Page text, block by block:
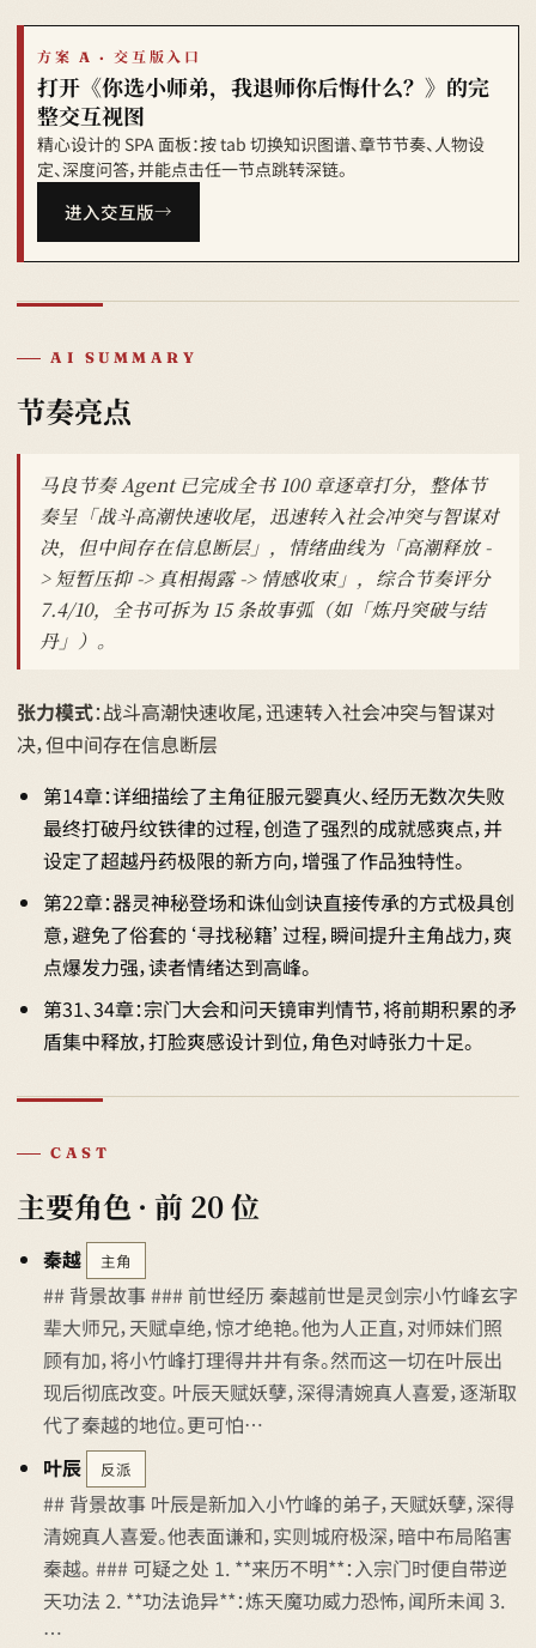
方案 A · 交互版入口
打开《你选小师弟，我退师你后悔什么？》的完
整交互视图
精心设计的 SPA 面板：按 tab 切换知识图谱、章节节奏、人物设
定、深度问答，并能点击任一节点跳转深链。
进入交互版
AI SUMMARY
节奏亮点
马良节奏 Agent 已完成全书 100 章逐章打分，整体节
奏呈「战斗高潮快速收尾，迅速转入社会冲突与智谋对
决，但中间存在信息断层」，情绪曲线为「高潮释放 -
> 短暂压抑 -> 真相揭露 -> 情感收束」，综合节奏评分
7.4/10，全书可拆为 15 条故事弧（如「炼丹突破与结
丹」）。
张力模式：战斗高潮快速收尾，迅速转入社会冲突与智谋对
决，但中间存在信息断层
第14章：详细描绘了主角征服元婴真火、经历无数次失败
最终打破丹纹铁律的过程，创造了强烈的成就感爽点，并
设定了超越丹药极限的新方向，增强了作品独特性。
第22章：器灵神秘登场和诛仙剑诀直接传承的方式极具创
意，避免了俗套的‘寻找秘籍’过程，瞬间提升主角战力，爽
点爆发力强，读者情绪达到高峰。
第31、34章：宗门大会和问天镜审判情节，将前期积累的矛
盾集中释放，打脸爽感设计到位，角色对峙张力十足。
CAST
主要角色 · 前 20 位
秦越 主角
## 背景故事 ### 前世经历 秦越前世是灵剑宗小竹峰玄字
辈大师兄，天赋卓绝，惊才绝艳。他为人正直，对师妹们照
顾有加，将小竹峰打理得井井有条。然而这一切在叶辰出
现后彻底改变。 叶辰天赋妖孽，深得清婉真人喜爱，逐渐取
代了秦越的地位。更可怕…
叶辰
反派
## 背景故事 叶辰是新加入小竹峰的弟子，天赋妖孽，深得
清婉真人喜爱。他表面谦和，实则城府极深，暗中布局陷害
秦越。 ### 可疑之处 1. **来历不明**：入宗门时便自带逆
天功法 2. **功法诡异**：炼天魔功威力恐怖，闻所未闻 3.
…